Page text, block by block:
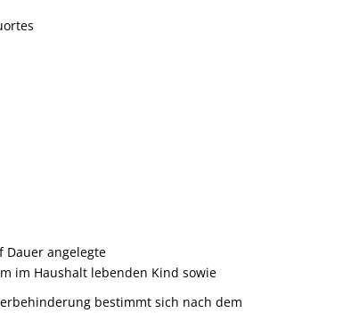
Dauer angelegte
im Haushalt lebenden Kind sowie
bestimmt sich nach dem